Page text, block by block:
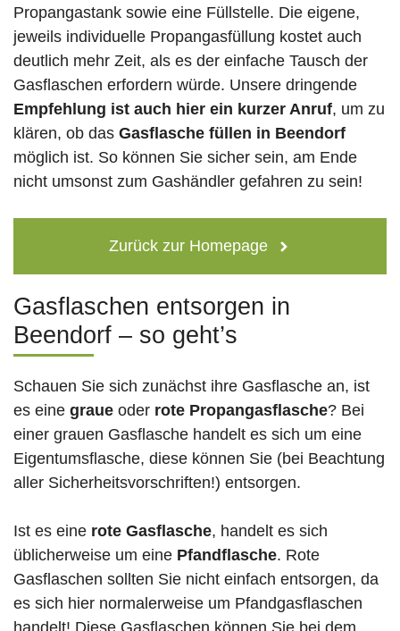
Propangastank sowie eine Füllstelle. Die eigene,
jeweils individuelle Propangasfüllung kostet auch
deutlich mehr Zeit, als es der einfache Tausch der
Gasflaschen erfordern würde. Unsere dringende
Empfehlung ist auch hier ein kurzer Anruf, um zu
klären, ob das Gasflasche füllen in Beendorf
möglich ist. So können Sie sicher sein, am Ende
nicht umsonst zum Gashändler gefahren zu sein!
Zurück zur Homepage
Gasflaschen entsorgen in
Beendorf – so geht’s
Schauen Sie sich zunächst ihre Gasflasche an, ist
es eine graue oder rote Propangasflasche? Bei
einer grauen Gasflasche handelt es sich um eine
Eigentumsflasche, diese können Sie (bei Beachtung
aller Sicherheitsvorschriften!) entsorgen.
Ist es eine rote Gasflasche, handelt es sich
üblicherweise um eine Pfandflasche. Rote
Gasflaschen sollten Sie nicht einfach entsorgen, da
es sich hier normalerweise um Pfandgasflaschen